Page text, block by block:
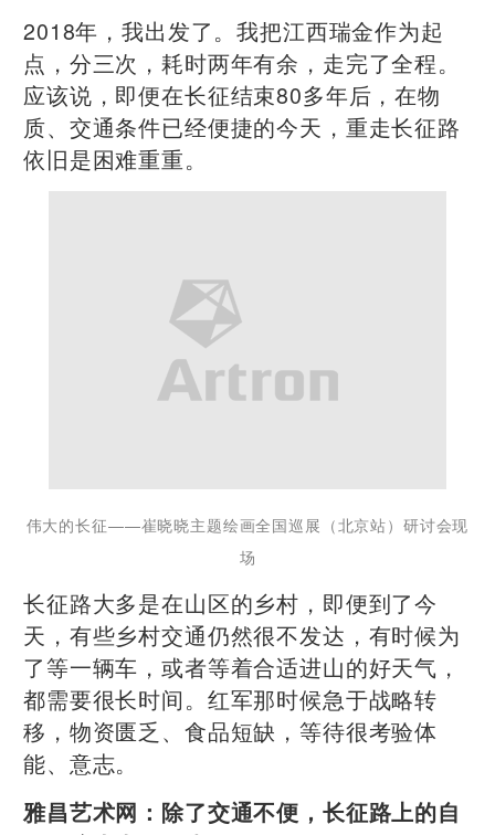
2018年，我出发了。我把江西瑞金作为起
点，分三次，耗时两年有余，走完了全程。
应该说，即便在长征结束80多年后，在物
质、交通条件已经便捷的今天，重走长征路
依旧是困难重重。
伟大的长征——崔晓晓主题绘画全国巡展（北京站）研讨会现
场
长征路大多是在山区的乡村，即便到了今
天，有些乡村交通仍然很不发达，有时候为
了等一辆车，或者等着合适进山的好天气，
都需要很长时间。红军那时候急于战略转
移，物资匮乏、食品短缺，等待很考验体
能、意志。
雅昌艺术网：除了交通不便，长征路上的自